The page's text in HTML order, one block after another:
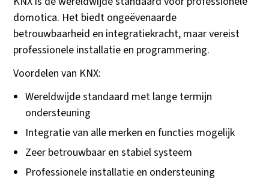
domotica. Het biedt ongeëvenaarde
betrouwbaarheid en integratiekracht, maar vereist
professionele installatie en programmering.
Voordelen van KNX:
Wereldwijde standaard met lange termijn
ondersteuning
Integratie van alle merken en functies mogelijk
Zeer betrouwbaar en stabiel systeem
Professionele installatie en ondersteuning